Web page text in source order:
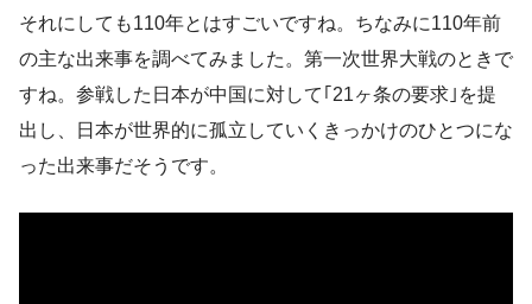
それにしても110年とはすごいですね。ちなみに110年前
の主な出来事を調べてみました。第一次世界大戦のときで
すね。参戦した日本が中国に対して｢21ヶ条の要求｣を提
出し、日本が世界的に孤立していくきっかけのひとつにな
った出来事だそうです。